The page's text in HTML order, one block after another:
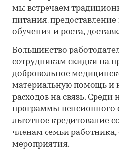
мы встречаем
питания,
обучения и роста,
Большинство
сотрудникам скидки на
добровольное
материальную помощь и
расходов на связь. Среди
программы пенсионного
льготное кредитование
членам семьи работника,
мероприятия.